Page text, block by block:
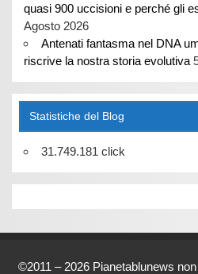
quasi 900 uccisioni e perché gli
Agosto 2026
Antenati fantasma nel DNA
riscrive la nostra storia evolutiva
Statistiche del Blog
31.749.181 click
©2011 – 2026 Pianetablunews